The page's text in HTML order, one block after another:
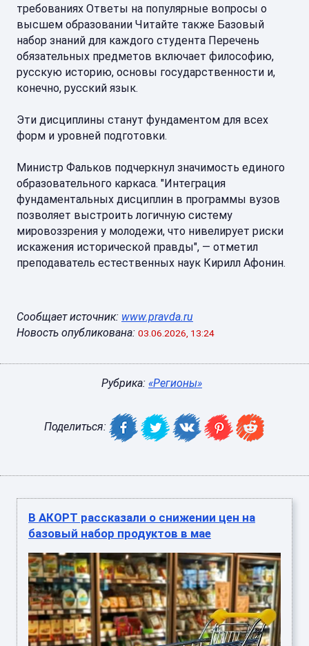
требованиях Ответы на популярные вопросы о
высшем образовании Читайте также Базовый
набор знаний для каждого студента Перечень
обязательных предметов включает философию,
русскую историю, основы государственности и,
конечно, русский язык.
Эти дисциплины станут фундаментом для всех
форм и уровней подготовки.
Министр Фальков подчеркнул значимость единого
образовательного каркаса. "Интеграция
фундаментальных дисциплин в программы вузов
позволяет выстроить логичную систему
мировоззрения у молодежи, что нивелирует риски
искажения исторической правды", — отметил
преподаватель естественных наук Кирилл Афонин.
Сообщает источник: www.pravda.ru
Новость опубликована: 03.06.2026, 13:24
Рубрика: «Регионы»
Поделиться:
В АКОРТ рассказали о снижении цен на
базовый набор продуктов в мае